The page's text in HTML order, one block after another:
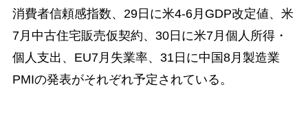
消費者信頼感指数、29日に米4-6月GDP改定値、米
7月中古住宅販売仮契約、30日に米7月個人所得・
個人支出、EU7月失業率、31日に中国8月製造業
PMIの発表がそれぞれ予定されている。